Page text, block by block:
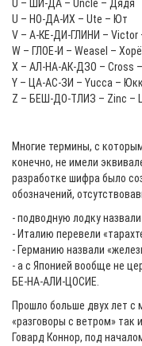
U – ШИ-ДА – Uncle – Дядя
U – НО-ДА-ИХ – Ute – Ют
V – А-КЕ-ДИ-ГЛИНИ – Victor
W – ГЛОЕ-И – Weasel –
X – АЛ-НА-АК-ДЗО – Cross
Y – ЦА-АС-ЗИ – Yucca –
Z – БЕШ-ДО-ТЛИЗ – Zinc –
Многие термины, с
конечно, не имели
разработке шифра было
обозначений,
- подводную лодку
- Италию перевели
- Германию назвали
- а с Японией вообще не
БЕ-НА-АЛИ-ЦОСИЕ.
Прошло больше двух лет с
«разговоры с ветром» так
Говард Коннор, под